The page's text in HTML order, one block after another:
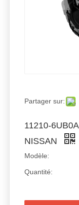
Partager sur:
11210-
NISSAN
Modèle:
Quantité: